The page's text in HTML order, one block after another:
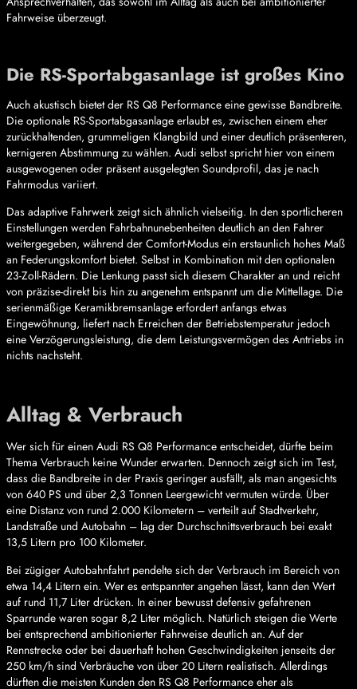
Fahrweise überzeugt.
Die RS-Sportabgasanlage ist großes Kino
Auch akustisch bietet der RS Q8 Performance eine gewisse Bandbreite.
Die optionale RS-Sportabgasanlage erlaubt es, zwischen einem eher
zurückhaltenden, grummeligen Klangbild und einer deutlich präsenteren,
kernigeren Abstimmung zu wählen. Audi selbst spricht hier von einem
ausgewogenen oder präsent ausgelegten Soundprofil, das je nach
Fahrmodus variiert.
Das adaptive Fahrwerk zeigt sich ähnlich vielseitig. In den sportlicheren
Einstellungen werden Fahrbahnunebenheiten deutlich an den Fahrer
weitergegeben, während der Comfort-Modus ein erstaunlich hohes Maß
an Federungskomfort bietet. Selbst in Kombination mit den optionalen
23-Zoll-Rädern. Die Lenkung passt sich diesem Charakter an und reicht
von präzise-direkt bis hin zu angenehm entspannt um die Mittellage. Die
serienmäßige Keramikbremsanlage erfordert anfangs etwas
Eingewöhnung, liefert nach Erreichen der Betriebstemperatur jedoch
eine Verzögerungsleistung, die dem Leistungsvermögen des Antriebs in
nichts nachsteht.
Alltag & Verbrauch
Wer sich für einen Audi RS Q8 Performance entscheidet, dürfte beim
Thema Verbrauch keine Wunder erwarten. Dennoch zeigt sich im Test,
dass die Bandbreite in der Praxis geringer ausfällt, als man angesichts
von 640 PS und über 2,3 Tonnen Leergewicht vermuten würde. Über
eine Distanz von rund 2.000 Kilometern – verteilt auf Stadtverkehr,
Landstraße und Autobahn – lag der Durchschnittsverbrauch bei exakt
13,5 Litern pro 100 Kilometer.
Bei zügiger Autobahnfahrt pendelte sich der Verbrauch im Bereich von
etwa 14,4 Litern ein. Wer es entspannter angehen lässt, kann den Wert
auf rund 11,7 Liter drücken. In einer bewusst defensiv gefahrenen
Sparrunde waren sogar 8,2 Liter möglich. Natürlich steigen die Werte
bei entsprechend ambitionierter Fahrweise deutlich an. Auf der
Rennstrecke oder bei dauerhaft hohen Geschwindigkeiten jenseits der
250 km/h sind Verbräuche von über 20 Litern realistisch. Allerdings
dürften die meisten Kunden den RS Q8 Performance eher als